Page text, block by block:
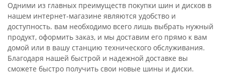
Одними из главных преимуществ покупки шин и дисков в
нашем интернет-магазине являются удобство и
доступность. вам необходимо всего лишь выбрать нужный
продукт, оформить заказ, и мы доставим его прямо к вам
домой или в вашу станцию технического обслуживания.
Благодаря нашей быстрой и надежной доставке вы
сможете быстро получить свои новые шины и диски.